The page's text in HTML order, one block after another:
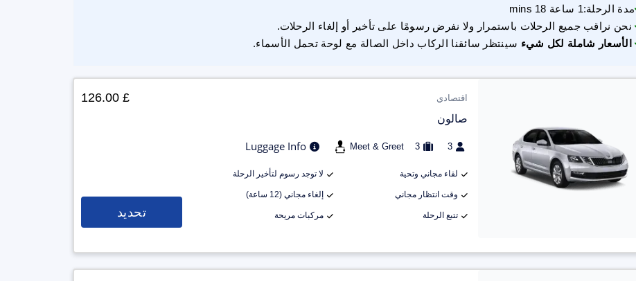
مدة الرحلة:1 ساعة 18 mins
نحن نراقب جميع الرحلات باستمرار ولا نفرض رسومًا على تأخير أو إلغاء الرحلات.
الأسعار شاملة لكل شيء سينتظر سائقنا الركاب داخل الصالة مع لوحة تحمل الأسماء.
اقتصادي
صالون
3
3
Meet & Greet
Luggage Info
لقاء مجاني وتحية لا توجد رسوم لتأخير الرحلة
وقت انتظار مجاني إلغاء مجاني (12 ساعة)
تتبع الرحلة مركبات مريحة
£ 126.00
تحديد